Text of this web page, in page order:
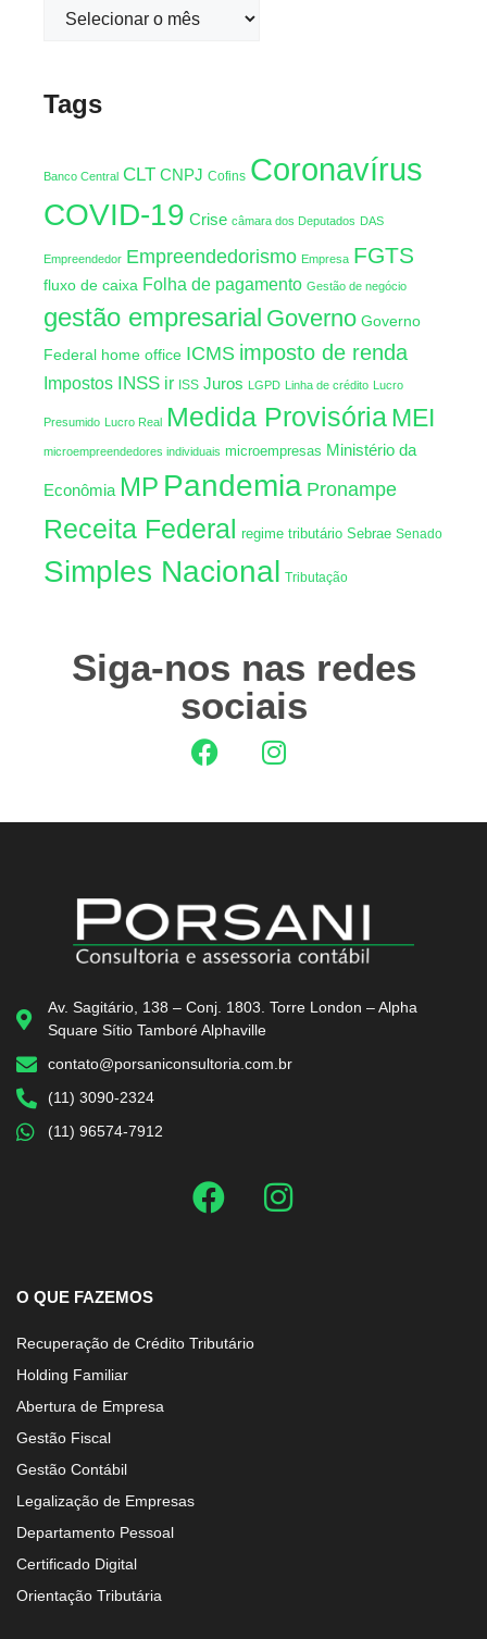
Tags
Banco Central CLT CNPJ Cofins Coronavírus
COVID-19 Crise câmara dos Deputados DAS
Empreendedor Empreendedorismo Empresa FGTS
fluxo de caixa Folha de pagamento Gestão de negócio
gestão empresarial Governo Governo
Federal home office ICMS imposto de renda
Impostos INSS ir ISS Juros LGPD Linha de crédito Lucro
Presumido Lucro Real Medida ProvisóriaMEI
microempreendedores individuais microempresas Ministério da
Econômia MP Pandemia Pronampe
Receita Federal regime tributário Sebrae Senado
Simples Nacional Tributação
Siga-nos nas redes
sociais
Av. Sagitário, 138 – Conj. 1803. Torre London – Alpha
Square Sítio Tamboré Alphaville
contato@porsaniconsultoria.com.br
(11) 3090-2324
(11) 96574-7912
O QUE FAZEMOS
Recuperação de Crédito Tributário
Holding Familiar
Abertura de Empresa
Gestão Fiscal
Gestão Contábil
Legalização de Empresas
Departamento Pessoal
Certificado Digital
Orientação Tributária